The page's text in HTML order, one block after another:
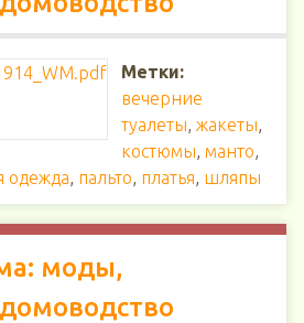
Метки:
вечерние
туалеты, жакеты,
костюмы, манто,
одежда, пальто, платья, шляпы
моды,